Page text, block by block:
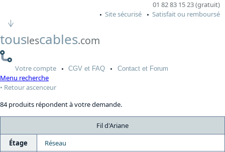
01 82 83 15 23 (gratuit)
Site sécurisé
Satisfait ou remboursé
touslescables.com
Votrecompte CGV et FAQ Contactet Forum
Menu recherche
Retour ascenceur
84 produits répondent à votre demande.
Fil d'Ariane
Étage
Réseau